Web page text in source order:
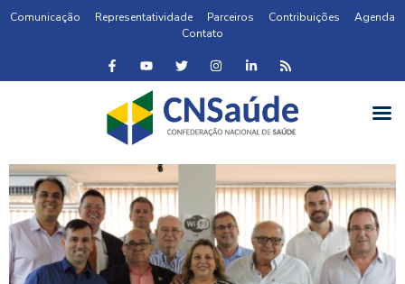
Comunicação Representatividade Parceiros Contribuições
Agenda
Contato